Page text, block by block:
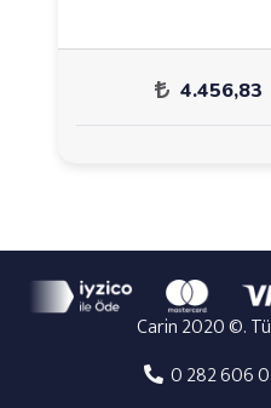
4.456,83
Carin 2020 ©.
0 282 606